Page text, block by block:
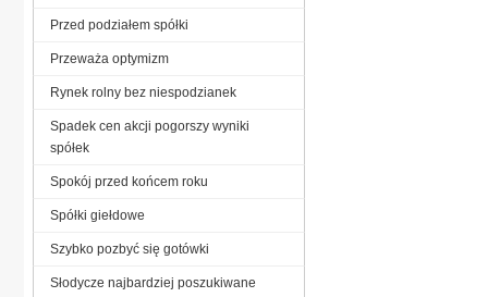
Przed podziałem spółki
Przeważa optymizm
Rynek rolny bez niespodzianek
Spadek cen akcji pogorszy wyniki
spółek
Spokój przed końcem roku
Spółki giełdowe
Szybko pozbyć się gotówki
Słodycze najbardziej poszukiwane